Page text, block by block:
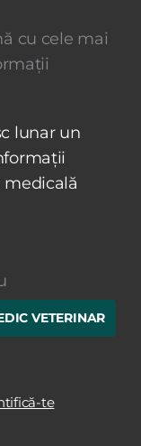
cu cele mai
lunar un
VETERINAR
te